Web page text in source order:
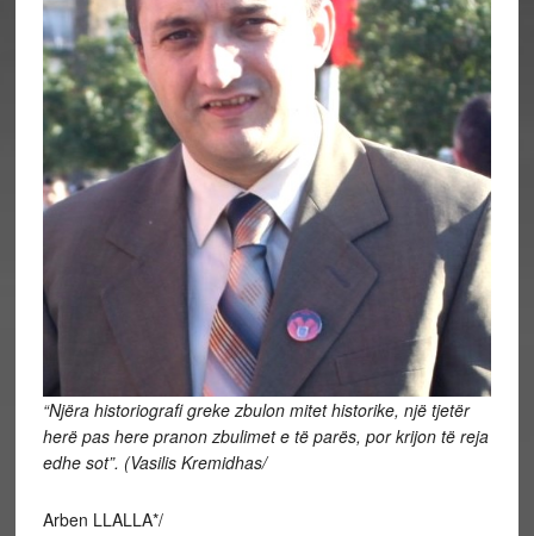
“Njëra historiografi greke zbulon mitet historike, një tjetër
herë pas here pranon zbulimet e të parës, por krijon të reja
edhe sot”. (Vasilis Kremidhas/
Arben LLALLA*/